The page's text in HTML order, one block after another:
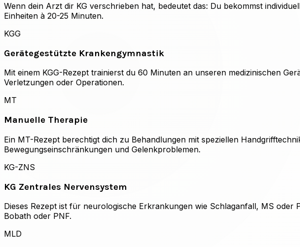
Wenn dein Arzt dir KG verschrieben hat, bedeutet das: Du bekommst
Einheiten à 20-25 Minuten.
KGG
Gerätegestützte Krankengymnastik
Mit einem KGG-Rezept trainierst du 60 Minuten an unseren medizinischen
Verletzungen oder Operationen.
MT
Manuelle Therapie
Ein MT-Rezept berechtigt dich zu Behandlungen mit speziellen
Bewegungseinschränkungen und Gelenkproblemen.
KG-ZNS
KG Zentrales Nervensystem
Dieses Rezept ist für neurologische Erkrankungen wie Schlaganfall, MS
Bobath oder PNF.
MLD